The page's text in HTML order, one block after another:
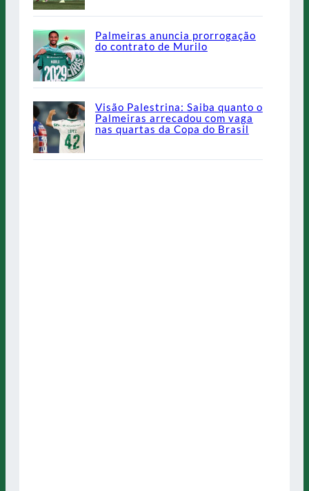
Palmeiras anuncia prorrogação
do contrato de Murilo
Visão Palestrina: Saiba quanto o
Palmeiras arrecadou com vaga
nas quartas da Copa do Brasil